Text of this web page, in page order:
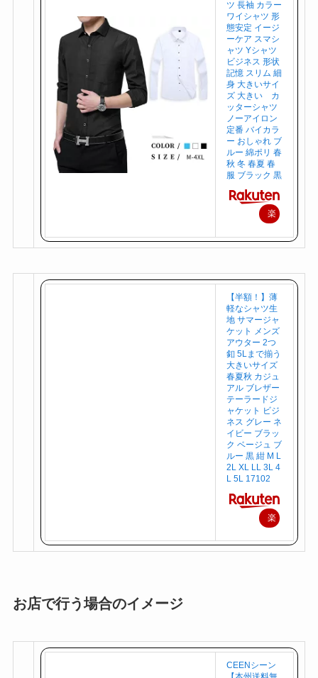
ツ 長袖 カラー
ワイシャツ 形
態安定 イージ
ーケア スマシ
ャツ Yシャツ
ビジネス 形状
記憶 スリム 細
身 大きいサイ
ズ 大きい カ
ッターシャツ
ノーアイロン
定番 バイカラ
ー おしゃれ ブ
ルー 綿ポリ 春
秋 冬 春夏 春
服 ブラック 黒
楽
で
【半額！】薄
軽なシャツ生
地 サマージャ
ケット メンズ
アウター 2つ
釦 5Lまで揃う
大きいサイズ
春夏秋 カジュ
アル ブレザー
テーラードジ
ャケット ビジ
ネス グレー ネ
イビー ブラッ
ク ベージュ ブ
ルー 黒 紺 M L
2L XL LL 3L 4
L 5L 17102
楽
お店で行う場合のイメージ
CEENシーン